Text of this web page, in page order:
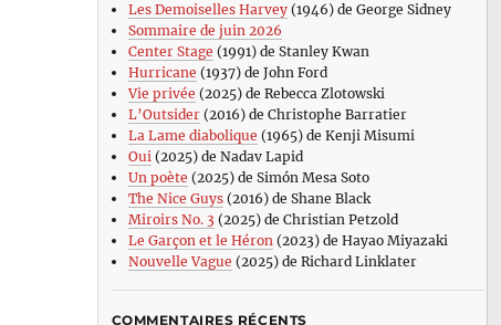
Les Demoiselles Harvey(1946) de George Sidney
Sommaire de juin 2026
Center Stage (1991) de Stanley Kwan
Hurricane (1937) de John Ford
Vie privée (2025) de Rebecca Zlotowski
L’Outsider(2016) de Christophe Barratier
La Lame diabolique (1965) de Kenji Misumi
Oui(2025) de Nadav Lapid
Un poète (2025) de Simón Mesa Soto
The Nice Guys(2016) de Shane Black
Miroirs No. 3 (2025) de Christian Petzold
Le Garçon et le Héron(2023) de Hayao Miyazaki
Nouvelle Vague (2025) de Richard Linklater
COMMENTAIRES RÉCENTS